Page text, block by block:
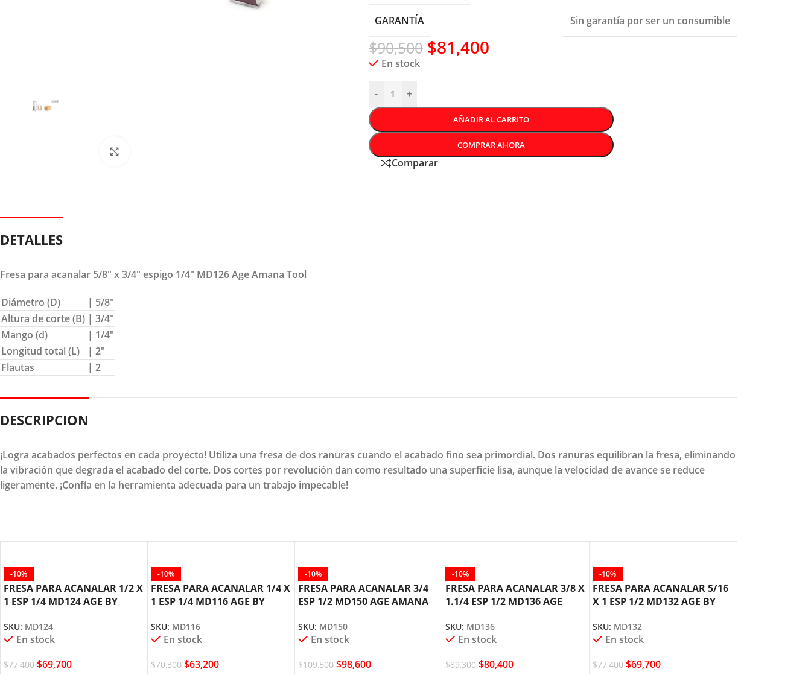
GARANTÍA Sin garantía por ser un consumible
$90,500 $81,400
En stock
- +
AÑADIR AL CARRITO
COMPRAR AHORA
Comparar
DETALLES
Fresa para acanalar 5/8″ x 3/4″ espigo 1/4″ MD126 Age Amana Tool
Diámetro (D)
| 5/8″
Altura de corte (B) | 3/4″
Mango (d)
| 1/4″
Longitud total (L)
| 2″
Flautas
| 2
DESCRIPCION
¡Logra acabados perfectos en cada proyecto! Utiliza una fresa de dos ranuras cuando el acabado fino sea primordial. Dos ranuras equilibran la fresa, eliminando
la vibración que degrada el acabado del corte. Dos cortes por revolución dan como resultado una superficie lisa, aunque la velocidad de avance se reduce
ligeramente. ¡Confía en la herramienta adecuada para un trabajo impecable!
-10%
FRESA PARA ACANALAR 1/2 X
1 ESP 1/4 MD124 AGE BY
SKU: MD124
En stock
$77,400 $69,700
-10%
FRESA PARA ACANALAR 1/4 X
1 ESP 1/4 MD116 AGE BY
SKU: MD116
En stock
$70,300 $63,200
-10%
FRESA PARA ACANALAR 3/4
ESP 1/2 MD150 AGE AMANA
SKU: MD150
En stock
$109,500 $98,600
-10%
FRESA PARA ACANALAR 3/8 X
1.1/4 ESP 1/2 MD136 AGE
SKU: MD136
En stock
$89,300 $80,400
-10%
FRESA PARA ACANALAR 5/16
X 1 ESP 1/2 MD132 AGE BY
SKU: MD132
En stock
$77,400 $69,700